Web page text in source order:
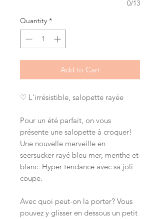
0/13
Quantity *
Add to Cart
♡ L'irrésistible, salopette rayée
Pour un été parfait, on vous
présente une salopette à croquer!
Une nouvelle merveille en
seersucker rayé bleu mer, menthe et
blanc. Hyper tendance avec sa joli
coupe.
Avec quoi peut-on la porter? Vous
pouvez y glisser en dessous un petit